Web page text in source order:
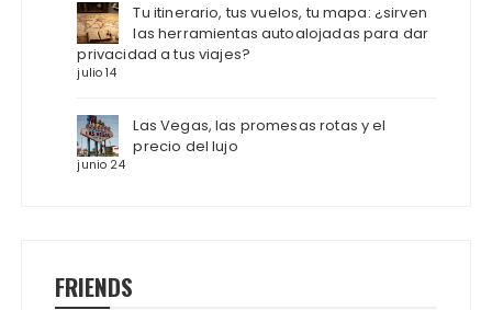
Tu itinerario, tus vuelos, tu mapa: ¿sirven
las herramientas autoalojadas para dar
privacidad a tus viajes?
julio 14
Las Vegas, las promesas rotas y el
precio del lujo
junio 24
FRIENDS